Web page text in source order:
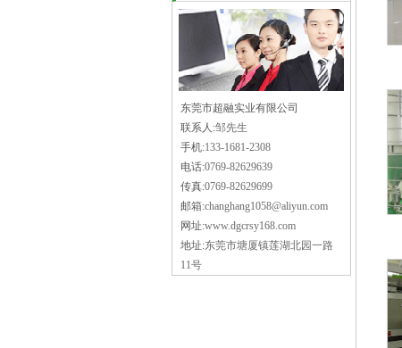
东莞市超融实业有限公司
联系人:邹先生
手机:133-1681-2308
电话:0769-82629639
传真:0769-82629699
邮箱:changhang1058@aliyun.com
网址:www.dgcrsy168.com
地址:东莞市塘厦镇莲湖北园一路
11号